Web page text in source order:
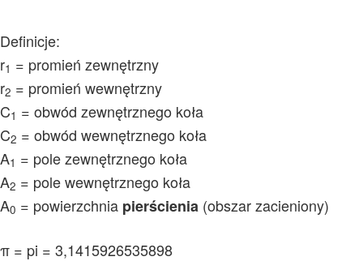
Definicje:
r1 = promień zewnętrzny
r2 = promień wewnętrzny
C1 = obwód zewnętrznego koła
C2 = obwód wewnętrznego koła
A1 = pole zewnętrznego koła
A2 = pole wewnętrznego koła
A0 = powierzchnia pierścienia (obszar zacieniony)
π = pi = 3,1415926535898